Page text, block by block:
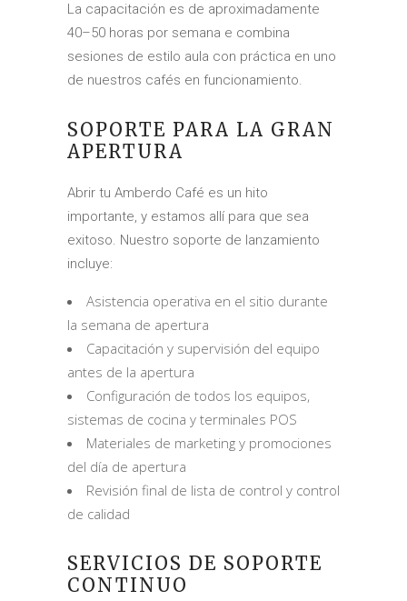
La capacitación es de aproximadamente
40–50 horas por semana e combina
sesiones de estilo aula con práctica en uno
de nuestros cafés en funcionamiento.
SOPORTE PARA LA GRAN
APERTURA
Abrir tu Amberdo Café es un hito
importante, y estamos allí para que sea
exitoso. Nuestro soporte de lanzamiento
incluye:
Asistencia operativa en el sitio durante
la semana de apertura
Capacitación y supervisión del equipo
antes de la apertura
Configuración de todos los equipos,
sistemas de cocina y terminales POS
Materiales de marketing y promociones
del día de apertura
Revisión final de lista de control y control
de calidad
SERVICIOS DE SOPORTE
CONTINUO